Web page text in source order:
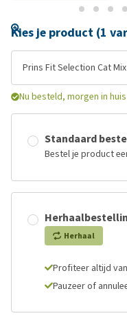
Kies je product (1
Prins Fit Selection Cat
Nu besteld, morgen in huis
Standaard
Bestel je product
Herhaal
Profiteer altijd
Pauzeer of